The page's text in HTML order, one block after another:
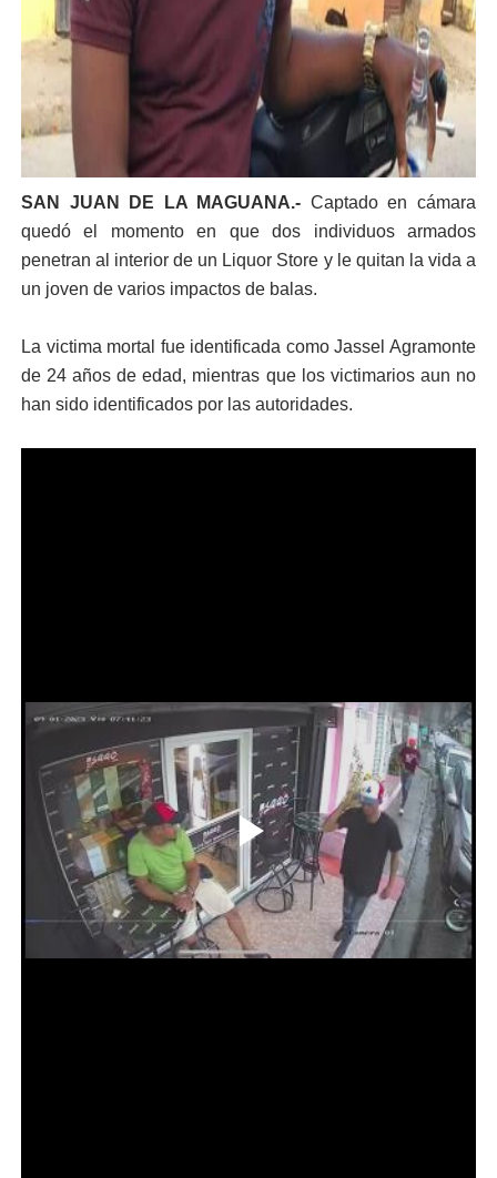
SAN JUAN DE LA MAGUANA.- Captado en cámara
quedó el momento en que dos individuos armados
penetran al interior de un Liquor Store y le quitan la vida a
un joven de varios impactos de balas.
La victima mortal fue identificada como Jassel Agramonte
de 24 años de edad, mientras que los victimarios aun no
han sido identificados por las autoridades.